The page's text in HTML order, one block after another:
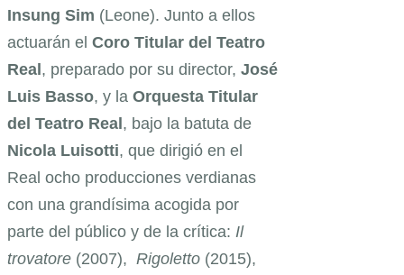
Insung Sim (Leone). Junto a ellos
actuarán el Coro Titular del Teatro
Real, preparado por su director, José
Luis Basso, y la Orquesta Titular
del Teatro Real, bajo la batuta de
Nicola Luisotti, que dirigió en el
Real ocho producciones verdianas
con una grandísima acogida por
parte del público y de la crítica: Il
trovatore (2007), Rigoletto (2015),